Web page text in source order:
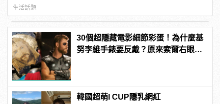
生活話題
30個超隱藏電影細節彩蛋！為什麼基
努李維手錶要反戴？原來索爾右眼受
韓國超萌I CUP隱乳網紅